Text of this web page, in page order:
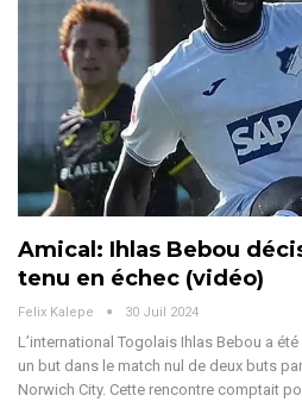
Amical: Ihlas Bebou
tenu en échec (vidéo)
Felix Kalepe 30 Juil 2024
L’international Togolais Ihlas Bebou a
un but dans le match nul de deux buts
Norwich City. Cette rencontre comptait